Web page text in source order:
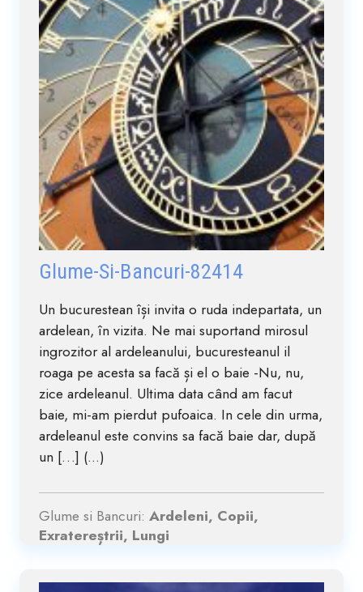
Glume-Si-Bancuri-82414
Un bucurestean își invita o ruda indepartata, un
ardelean, în vizita. Ne mai suportand mirosul
ingrozitor al ardeleanului, bucuresteanul il
roaga pe acesta sa facă și el o baie -Nu, nu,
zice ardeleanul. Ultima data când am facut
baie, mi-am pierdut pufoaica. In cele din urma,
ardeleanul este convins sa facă baie dar, după
un […] (...)
Glume si Bancuri: Ardeleni, Copii,
Exratereștrii, Lungi